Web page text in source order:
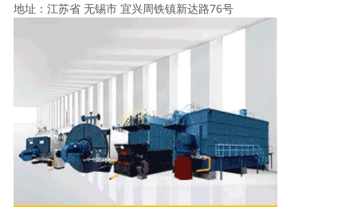
地址：江苏省 无锡市 宜兴周铁镇新达路76号